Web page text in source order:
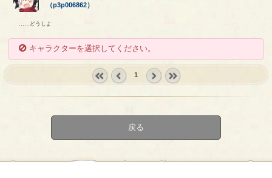
（p3p006862）
……どうしよ
キャラクターを選択してください。
1
戻る